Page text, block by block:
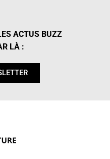
ACTUS BUZZ
LÀ :